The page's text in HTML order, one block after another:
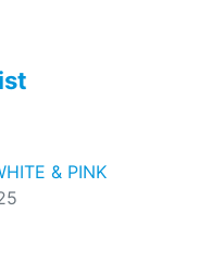
& PINK